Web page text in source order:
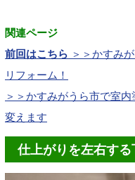
関連ページ
前回はこちら ＞＞かすみ
リフォーム！
＞＞かすみがうら市で室
変えます
仕上がりを左右する